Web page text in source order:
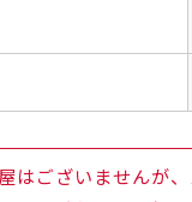
はございませんが